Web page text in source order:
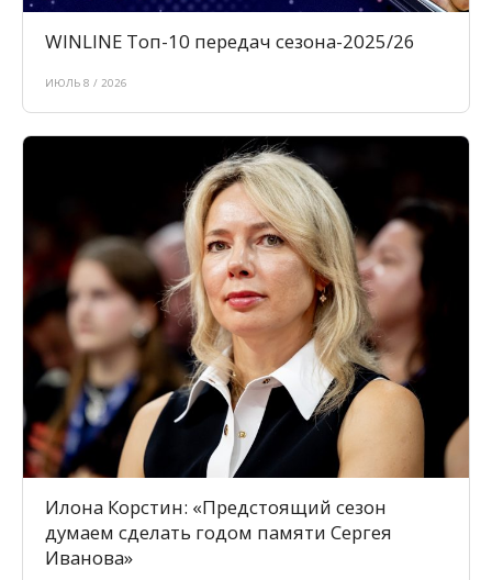
WINLINE Топ-10 передач сезона-2025/26
ИЮЛЬ 8 / 2026
Илона Корстин: «Предстоящий сезон
думаем сделать годом памяти Сергея
Иванова»